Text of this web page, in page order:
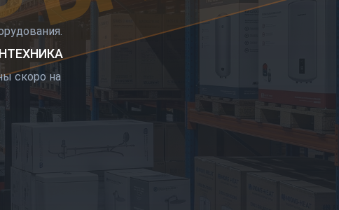
скоро на